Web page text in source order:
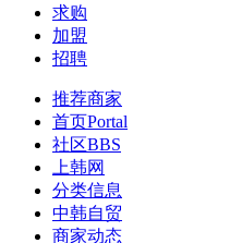
求购
加盟
招聘
推荐商家
首页Portal
社区BBS
上韩网
分类信息
中韩自贸
商家动态